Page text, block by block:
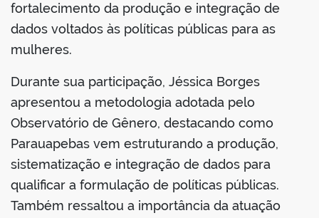
fortalecimento da produção e integração de
dados voltados às políticas públicas para as
mulheres.
Durante sua participação, Jéssica Borges
apresentou a metodologia adotada pelo
Observatório de Gênero, destacando como
Parauapebas vem estruturando a produção,
sistematização e integração de dados para
qualificar a formulação de políticas públicas.
Também ressaltou a importância da atuação